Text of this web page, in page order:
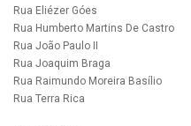
Rua Eliézer Góes
Rua Humberto Martins De Castro
Rua João Paulo II
Rua Joaquim Braga
Rua Raimundo Moreira Basílio
Rua Terra Rica